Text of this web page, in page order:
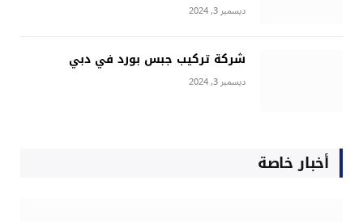
ديسمبر 3, 2024
شركة تركيب جبس بورد في دبي
ديسمبر 3, 2024
أخبار خاصة